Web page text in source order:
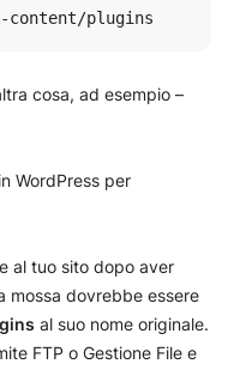
content/plugins
cosa, ad esempio –
al tuo sito dopo aver
mossa dovrebbe essere
al suo nome originale.
FTP o Gestione File e